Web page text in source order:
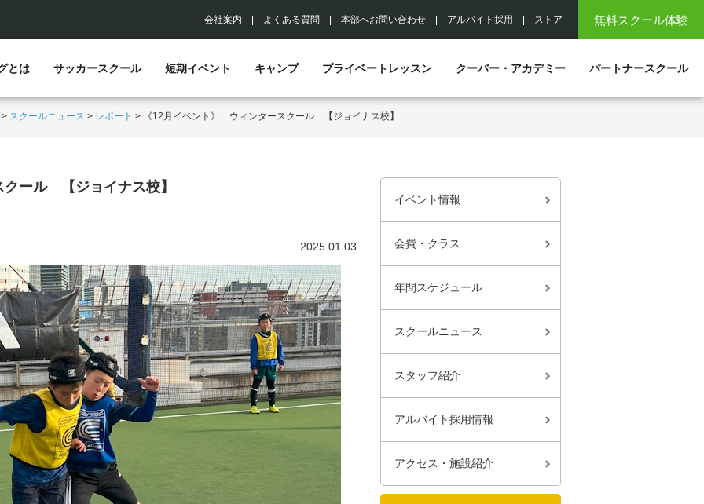
無料スクール体験
会社案内 よくある質問 本部へお問い合わせ アルバイト採用 ストア
とは サッカースクール 短期イベント キャンプ プライベートレッスン クーバー・アカデミー パートナースクール
> スクールニュース > レポート > 《12月イベント》 ウィンタースクール 【ジョイナス校】
ール 【ジョイナス校】
2025.01.03
イベント情報
会費・クラス
年間スケジュール
スクールニュース
スタッフ紹介
アルバイト採用情報
アクセス・施設紹介